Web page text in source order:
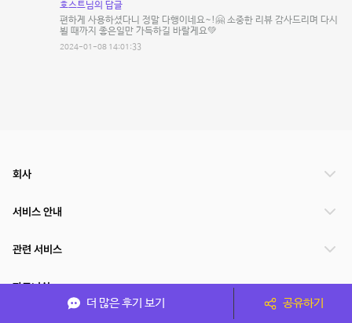
호스트님의 답글
편하게 사용하셨다니 정말 다행이네요~!🤗 소중한 리뷰 감사드리며 다시
뵐 때까지 좋은일만 가득하길 바랄게요💚
2024-01-08 14:01:33
더 많은 후기 보기 공유하기
회사
서비스 안내
관련 서비스
파트너쉽